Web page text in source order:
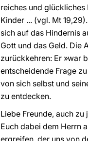
reiches und glückliches
Kinder ... (vgl. Mt
sich auf das Hindernis
Gott und das Geld. Die
zurückkehren: Er »war
entscheidende Frage
von sich selbst und
zu entdecken.
Liebe Freunde, auch
Euch dabei dem Herrn
ergreifen, der uns von